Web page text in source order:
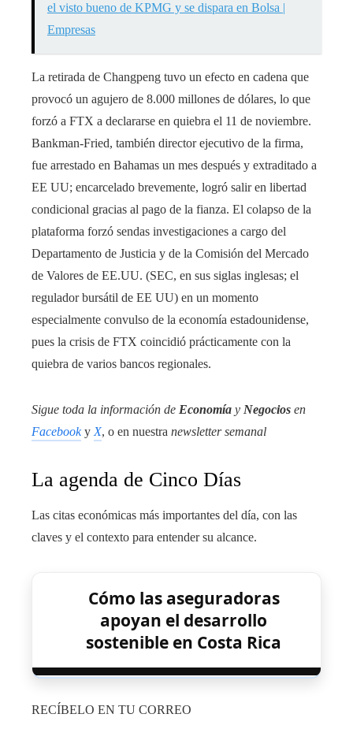
el visto bueno de KPMG y se dispara en Bolsa |
Empresas
La retirada de Changpeng tuvo un efecto en cadena que
provocó un agujero de 8.000 millones de dólares, lo que
forzó a FTX a declararse en quiebra el 11 de noviembre.
Bankman-Fried, también director ejecutivo de la firma,
fue arrestado en Bahamas un mes después y extraditado a
EE UU; encarcelado brevemente, logró salir en libertad
condicional gracias al pago de la fianza. El colapso de la
plataforma forzó sendas investigaciones a cargo del
Departamento de Justicia y de la Comisión del Mercado
de Valores de EE.UU. (SEC, en sus siglas inglesas; el
regulador bursátil de EE UU) en un momento
especialmente convulso de la economía estadounidense,
pues la crisis de FTX coincidió prácticamente con la
quiebra de varios bancos regionales.
Sigue toda la información de Economía y Negocios en
FacebookyX, o en nuestra newsletter semanal
La agenda de Cinco Días
Las citas económicas más importantes del día, con las
claves y el contexto para entender su alcance.
Cómo las aseguradoras
apoyan el desarrollo
sostenible en Costa Rica
RECÍBELO EN TU CORREO